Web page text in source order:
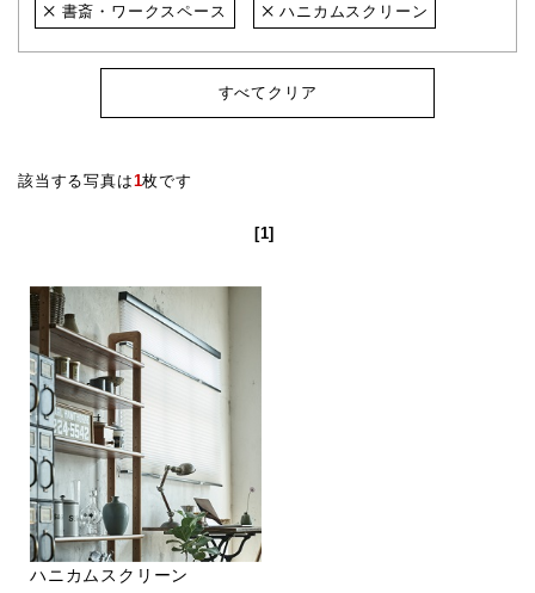
書斎・ワークスペース ハニカムスクリーン
すべてクリア
該当する写真は1枚です
[1]
ハニカムスクリーン